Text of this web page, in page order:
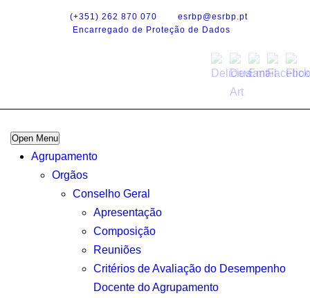
(+351) 262 870 070
esrbp@esrbp.pt
Encarregado de Proteção de Dados
Open Menu
Agrupamento
Orgãos
Conselho Geral
Apresentação
Composição
Reuniões
Critérios de Avaliação do Desempenho
Docente do Agrupamento